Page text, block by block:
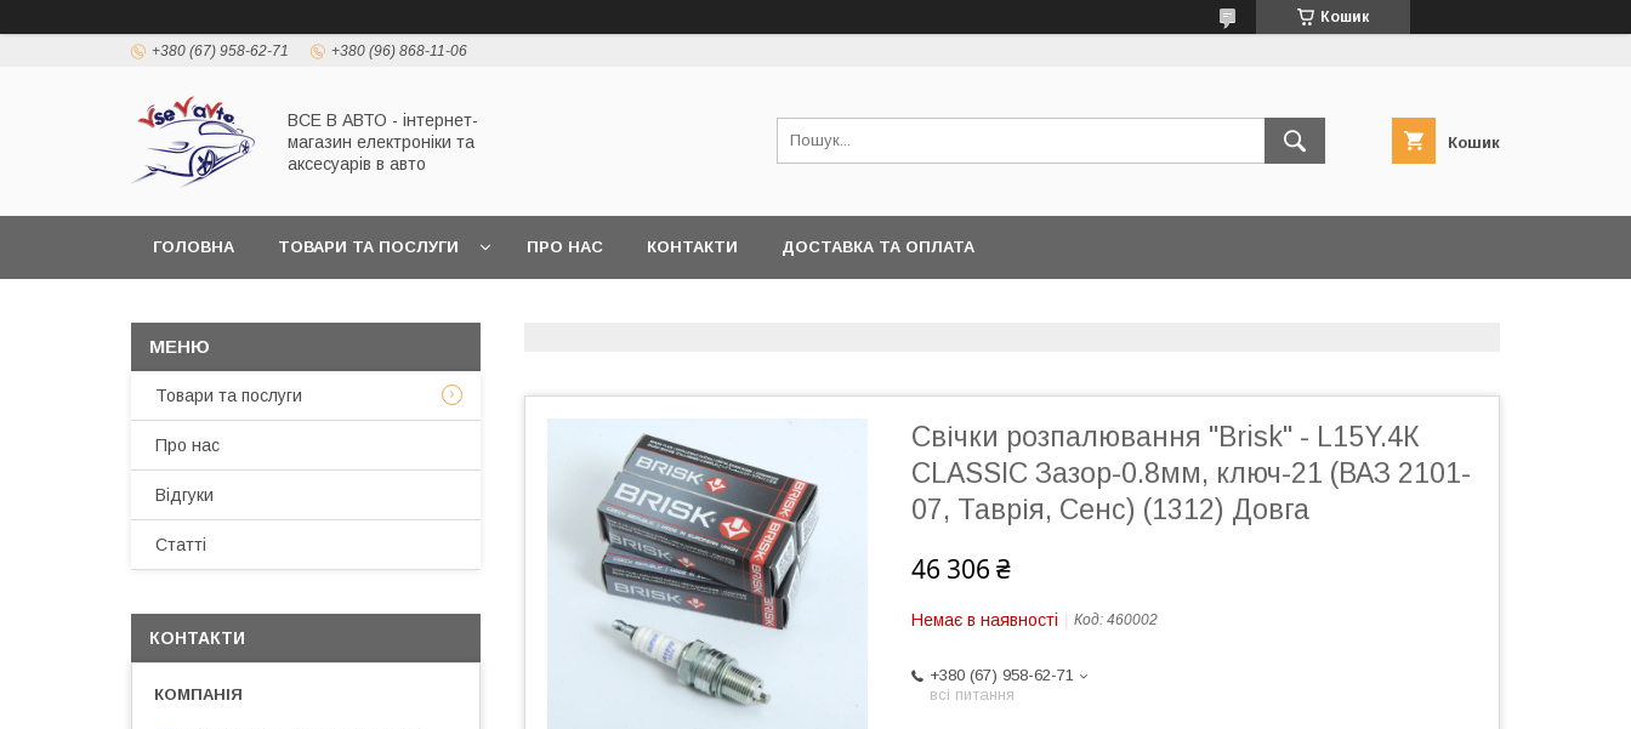
Кошик
+380 (67) 958-62-71 +380 (96) 868-11-06
ВСЕ В АВТО - інтернет-
магазин електроніки та
аксесуарів в авто
Кошик
ГОЛОВНА ТОВАРИ ТА ПОСЛУГИ ПРО НАС КОНТАКТИ ДОСТАВКА ТА ОПЛАТА
Свічки розпалювання "Brisk" - L15Y.4К
CLASSIC Зазор-0.8мм, ключ-21 (ВАЗ 2101-
07, Таврія, Сенс) (1312) Довга
46 306 ₴
Немає в наявності Код: 460002
+380 (67) 958-62-71
всі питання
Товари та послуги
Про нас
Відгуки
Статті
КОНТАКТИ